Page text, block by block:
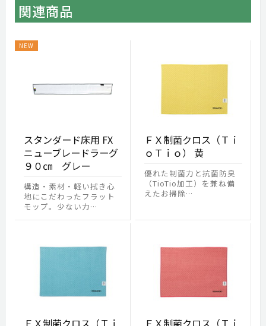
関連商品
スタンダード床用 FX
ニューブレードラーグ
９０㎝ グレー
構造・素材・軽い拭き心
地にこだわったフラット
モップ。少ない力…
ＦＸ制菌クロス（Ｔｉ
ｏＴｉｏ） 黄
優れた制菌力と抗菌防臭
（TioTio加工）を兼ね備
えたお掃除…
ＦＸ制菌クロス（Ｔｉ
ＦＸ制菌クロス（Ｔｉ